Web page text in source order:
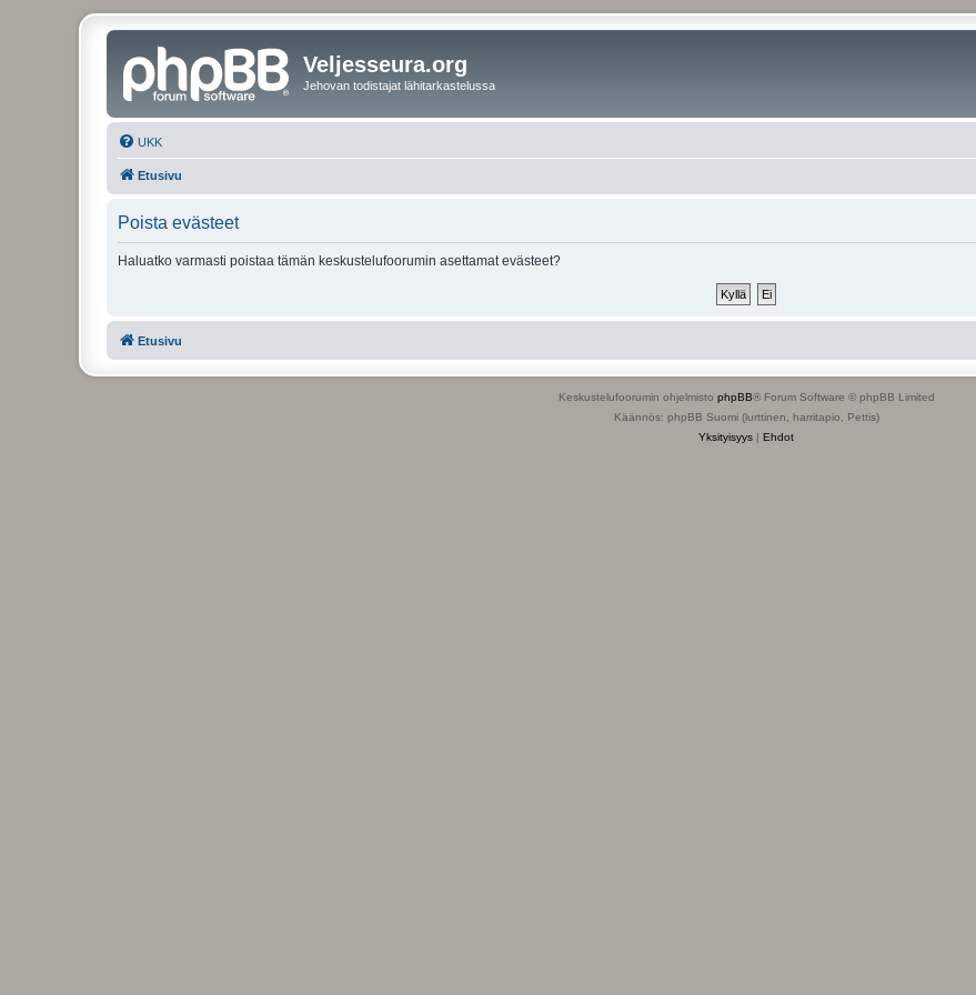
Veljesseura.org
Jehovan todistajat lähitarkastelussa
UKK
Etusivu
Poista evästeet
Haluatko varmasti poistaa tämän keskustelufoorumin asettamat evästeet?
Etusivu
Keskustelufoorumin ohjelmisto phpBB® Forum Software © phpBB Limited
Käännös: phpBB Suomi (lurttinen, harritapio, Pettis)
Yksityisyys | Ehdot